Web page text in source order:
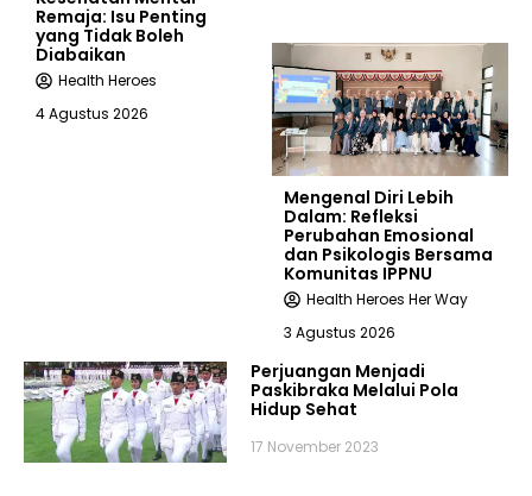
Remaja: Isu Penting
yang Tidak Boleh
Diabaikan
Health Heroes
4 Agustus 2026
Mengenal Diri Lebih
Dalam: Refleksi
Perubahan Emosional
dan Psikologis Bersama
Komunitas IPPNU
Health Heroes Her Way
3 Agustus 2026
Perjuangan Menjadi
Paskibraka Melalui Pola
Hidup Sehat
17 November 2023